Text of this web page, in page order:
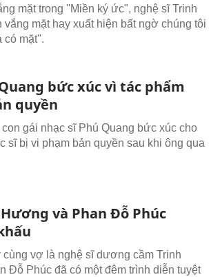
mặt trong ''Miền ký ức", nghệ sĩ Trinh
mặt hay xuất hiện bất ngờ chúng tôi
có mặt''.
bức xúc vì tác phẩm
quyền
gái nhạc sĩ Phú Quang bức xúc cho
sĩ bị vi phạm bản quyền sau khi ông qua
và Phan Đỗ Phúc
vợ là nghệ sĩ dương cầm Trinh
Đỗ Phúc đã có một đêm trình diễn tuyệt